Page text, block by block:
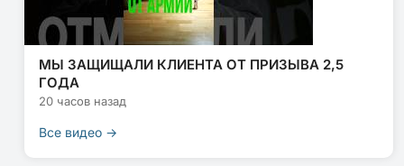
МЫ ЗАЩИЩАЛИ КЛИЕНТА ОТ ПРИЗЫВА 2,5
ГОДА
20 часов назад
Все видео →